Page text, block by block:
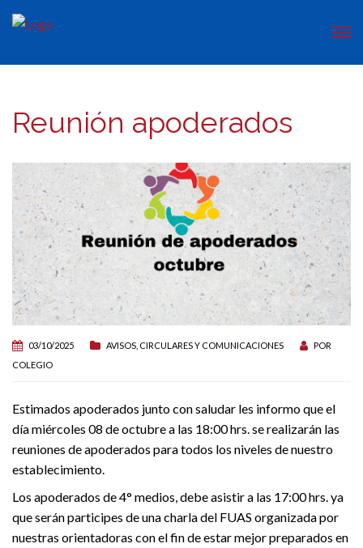
Reunión apoderados
03/10/2025 AVISOS, CIRCULARES Y COMUNICACIONES
POR
COLEGIO
Estimados apoderados junto con saludar les informo que el
día miércoles 08 de octubre a las 18:00 hrs. se realizarán las
reuniones de apoderados para todos los niveles de nuestro
establecimiento.
Los apoderados de 4° medios, debe asistir a las 17:00 hrs. ya
que serán participes de una charla del FUAS organizada por
nuestras orientadoras con el fin de estar mejor preparados en